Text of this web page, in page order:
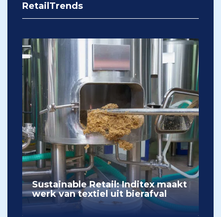
RetailTrends
Sustainable Retail: Inditex maakt
werk van textiel uit bierafval